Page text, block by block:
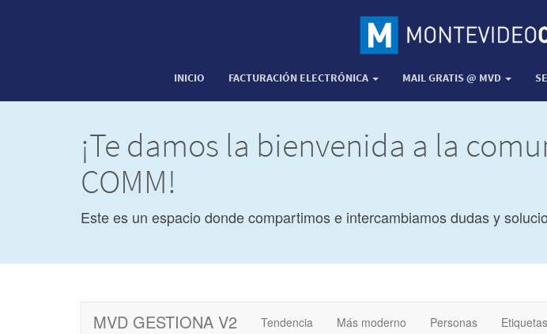
INICIO FACTURACIÓN ELECTRÓNICA MAIL GRATIS @ MVD
¡Te damos la bienvenida a la
COMM!
Este es un espacio donde compartimos e intercambiamos dudas y
MVD GESTIONA V2 Tendencia Más moderno Personas Etiquetas